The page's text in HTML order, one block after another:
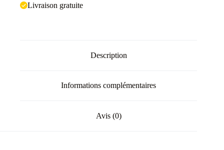
Livraison gratuite
Description
Informations complémentaires
Avis (0)